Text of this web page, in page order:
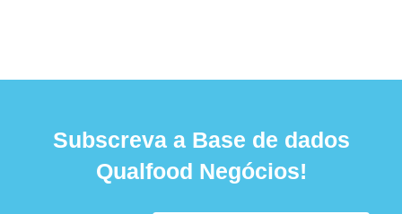
Subscreva a Base de dados
Qualfood Negócios!